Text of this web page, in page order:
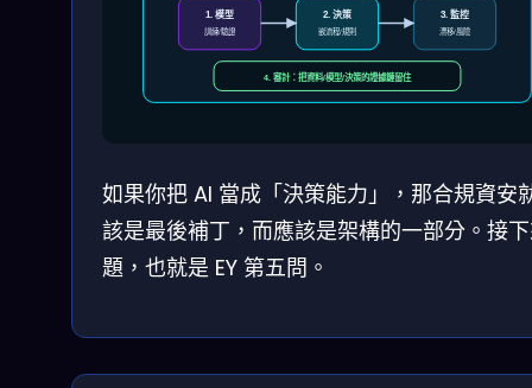
1. 模型
訓練/驗證
2. 決策
嵌流程/規則
3. 監控
漂移/風險
4. 審計：把資料/模型/決策的證據鏈留住
如果你把 AI 當成「決策能力」，那合規資安
該是最後補丁，而應該是架構的一部分。接
題，也就是 EY 第五問。